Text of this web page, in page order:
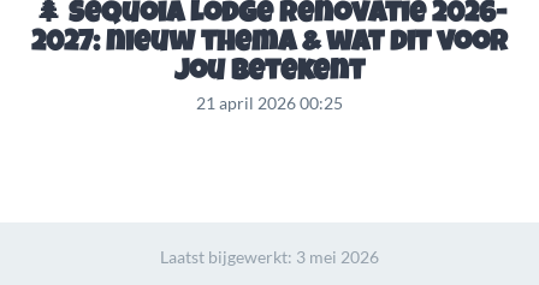
🌲 Sequoia Lodge Renovatie 2026-
2027: nieuw thema & wat dit voor
jou betekent
21 april 2026 00:25
Laatst bijgewerkt: 3 mei 2026